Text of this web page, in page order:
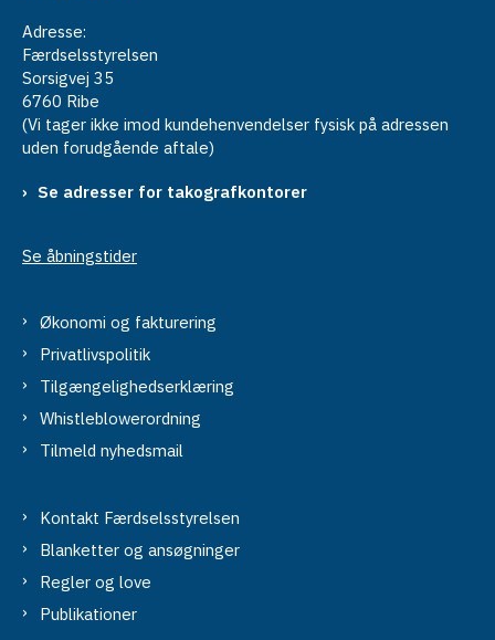
Adresse:
Færdselsstyrelsen
Sorsigvej 35
6760 Ribe
(Vi tager ikke imod kundehenvendelser fysisk på adressen
uden forudgående aftale)
Se adresser for takografkontorer
Se åbningstider
Økonomi og fakturering
Privatlivspolitik
Tilgængelighedserklæring
Whistleblowerordning
Tilmeld nyhedsmail
Kontakt Færdselsstyrelsen
Blanketter og ansøgninger
Regler og love
Publikationer